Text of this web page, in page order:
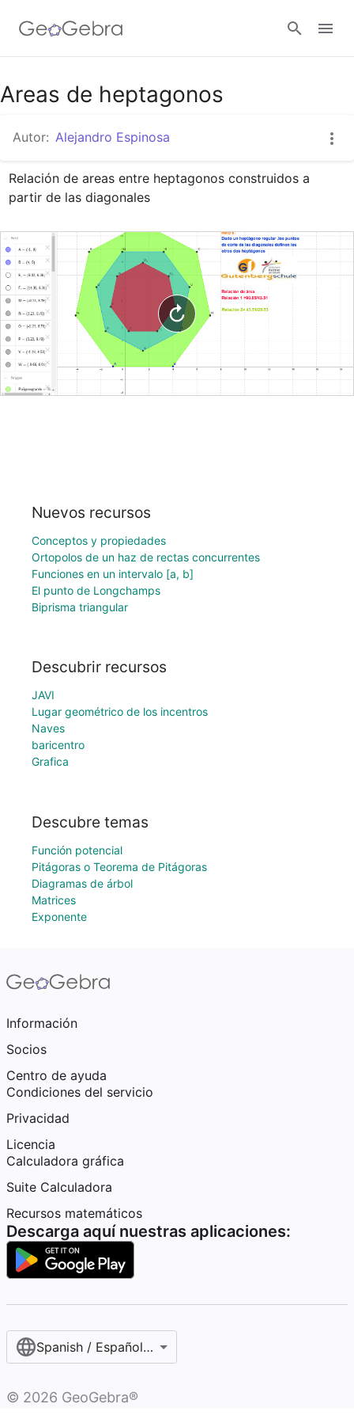
Google Classroom
GeoGebra Classroom
Abrir sesión
Areas de heptagonos
Autor: Alejandro Espinosa
Relación de areas entre heptagonos construidos a
partir de las diagonales
Nuevos recursos
Conceptos y propiedades
Ortopolos de un haz de rectas concurrentes
Funciones en un intervalo [a, b]
El punto de Longchamps
Biprisma triangular
Descubrir recursos
JAVI
Lugar geométrico de los incentros
Naves
baricentro
Grafica
Descubre temas
Función potencial
Pitágoras o Teorema de Pitágoras
Diagramas de árbol
Matrices
Exponente
Información
Socios
Centro de ayuda
Condiciones del servicio
Privacidad
Licencia
Calculadora gráfica
Suite Calculadora
Recursos matemáticos
Descarga aquí nuestras aplicaciones:
Spanish / Español (internacional)
© 2026 GeoGebra®